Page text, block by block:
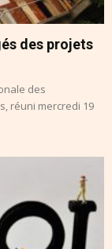
des projets
des
réuni mercredi 19